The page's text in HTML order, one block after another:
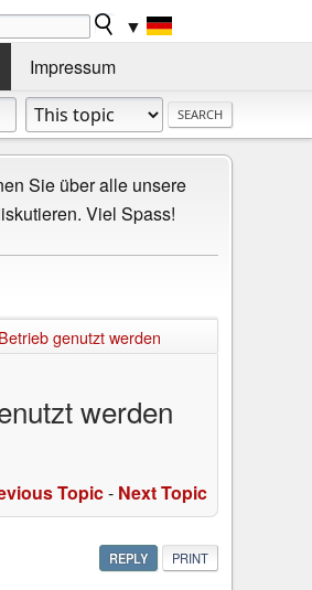
▼
Impressum
Sie über alle unsere
Viel Spass!
genutzt werden
werden
Topic- Next Topic
REPLY PRINT